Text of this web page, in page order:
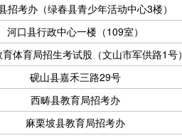
招考办（绿春县青少年活动中心3楼）
河口县行政中心一楼（109室）
体育局招生考试股（文山市军供路1号）
砚山县嘉禾三路29号
西畴县教育局招考办
麻栗坡县教育局招考办